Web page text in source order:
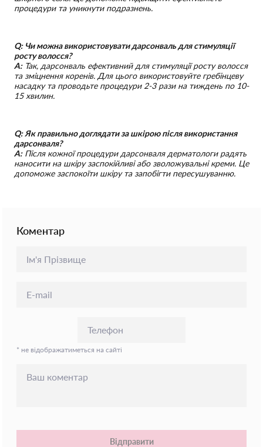
процедури та уникнути подразнень.
Q: Чи можна використовувати дарсонваль для стимуляції
росту волосся?
A:Так, дарсонваль ефективний для стимуляції росту волосся
та зміцнення коренів. Для цього використовуйте гребінцеву
насадку та проводьте процедури 2-3 рази на тиждень по 10-
15 хвилин.
Q: Як правильно доглядати за шкірою після використання
дарсонваля?
A:Після кожної процедури дарсонваля дерматологи радять
наносити на шкіру заспокійливі або зволожувальні креми. Це
допоможе заспокоїти шкіру та запобігти пересушуванню.
Коментар
* не відображатиметься на сайті
Відправити